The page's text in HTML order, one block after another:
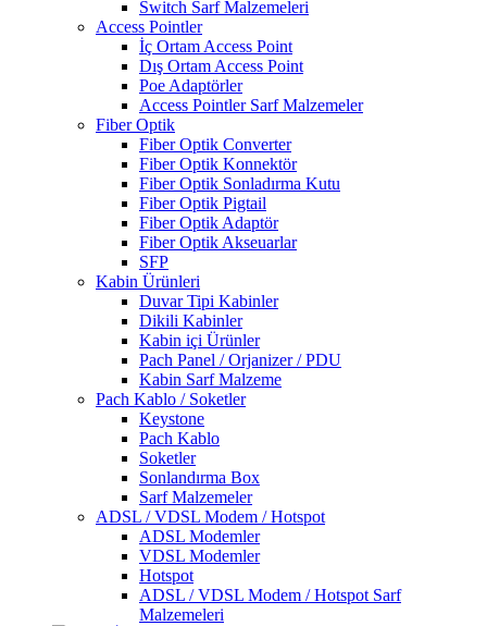
Switch Sarf Malzemeleri
Access Pointler
İç Ortam Access Point
Dış Ortam Access Point
Poe Adaptörler
Access Pointler Sarf Malzemeler
Fiber Optik
Fiber Optik Converter
Fiber Optik Konnektör
Fiber Optik Sonladırma Kutu
Fiber Optik Pigtail
Fiber Optik Adaptör
Fiber Optik Akseuarlar
SFP
Kabin Ürünleri
Duvar Tipi Kabinler
Dikili Kabinler
Kabin içi Ürünler
Pach Panel / Orjanizer / PDU
Kabin Sarf Malzeme
Pach Kablo / Soketler
Keystone
Pach Kablo
Soketler
Sonlandırma Box
Sarf Malzemeler
ADSL / VDSL Modem / Hotspot
ADSL Modemler
VDSL Modemler
Hotspot
ADSL / VDSL Modem / Hotspot Sarf
Malzemeleri